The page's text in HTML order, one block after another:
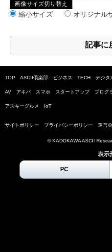
画像サイズ切り替え
縮小サイズ オリジナル
記事に
TOP ASCII倶楽部 ビジネス TECH デジタ
AV アキバ スマホ スタートアップ プログ
アスキーグルメ IoT
サイトポリシー プライバシーポリシー 運営
© KADOKAWA ASCII
表示
PC